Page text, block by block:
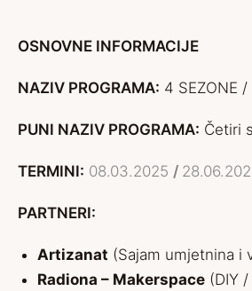
OSNOVNE INFORMACIJE
NAZIV PROGRAMA: 4 SEZONE
PUNI NAZIV PROGRAMA: Četiri
TERMINI: 08.03.2025 /
PARTNERI:
Artizanat (Sajam umjetnina i
Radiona – Makerspace (DIY